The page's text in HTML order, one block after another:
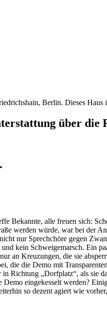
über die
Bekannte, alle freuen sich:
werden würde, war bei der
nur Sprechchöre gegen
kein Schweigemarsch. Ein
an Kreuzungen, die sie
die die Demo mit
Richtung „Dorfplatz“, als sie
eingekesselt werden?
so dezent agiert wie